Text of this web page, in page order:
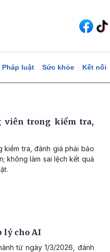
Pháp luật Sức khỏe Kết nối
viên trong kiểm tra,
kiểm tra, đánh giá phải bảo
không làm sai lệch kết quả
lý cho AI
từ ngày 1/3/2026, đánh